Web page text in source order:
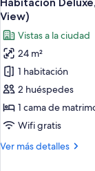
(City
View)
de
matrimonio
grande
con
sofá
cama
(City
todas
las
fotos
de
Habitación
Deluxe,
1
cama
matrimonio
View)
Vistas a la ciudad
24 m²
1 habitación
2 huéspedes
1 cama de
Wifi gratis
Ver más detalles
Más